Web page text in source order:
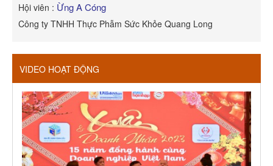
Hội viên : Ừng A Cóng
Công ty TNHH Thực Phẫm Sức Khỏe Quang Long
VIDEO HOẠT ĐỘNG